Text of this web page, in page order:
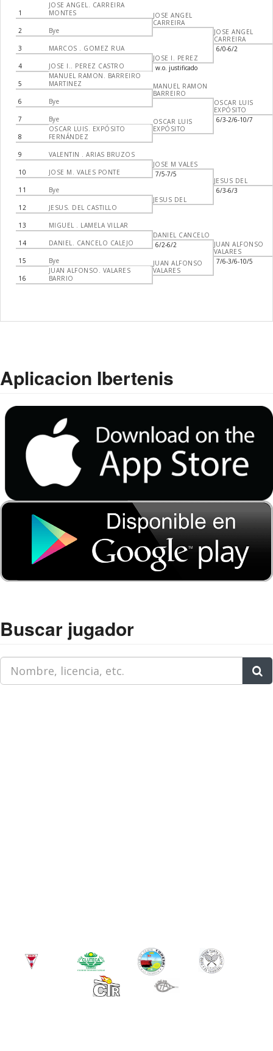
1
JOSE ANGEL. CARREIRA
MONTES
2 Bye
3 MARCOS . GOMEZ RUA
4 JOSE I.. PEREZ CASTRO
5
MANUEL RAMON. BARREIRO
MARTINEZ
6 Bye
7 Bye
8
OSCAR LUIS. EXPÓSITO
FERNÁNDEZ
9 VALENTIN . ARIAS BRUZOS
10 JOSE M. VALES PONTE
11 Bye
12 JESUS. DEL CASTILLO
13 MIGUEL . LAMELA VILLAR
14 DANIEL. CANCELO CALEJO
15 Bye
16
JUAN ALFONSO. VALARES
BARRIO
JOSE ANGEL
CARREIRA
JOSE I. PEREZ
w.o. justificado
MANUEL RAMON
BARREIRO
OSCAR LUIS
EXPÓSITO
JOSE M VALES
7/5-7/5
JESUS DEL
DANIEL CANCELO
6/2-6/2
JUAN ALFONSO
VALARES
JOSE ANGEL
CARREIRA
6/0-6/2
OSCAR LUIS
EXPÓSITO
6/3-2/6-10/7
JESUS DEL
6/3-6/3
JUAN ALFONSO
VALARES
7/6-3/6-10/5
Aplicacion Ibertenis
Buscar jugador